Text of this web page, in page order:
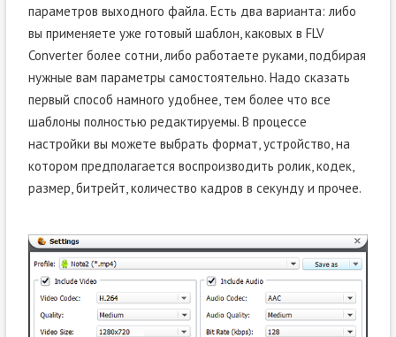
параметров выходного файла. Есть два варианта: либо
вы применяете уже готовый шаблон, каковых в FLV
Converter более сотни, либо работаете руками, подбирая
нужные вам параметры самостоятельно. Надо сказать
первый способ намного удобнее, тем более что все
шаблоны полностью редактируемы. В процессе
настройки вы можете выбрать формат, устройство, на
котором предполагается воспроизводить ролик, кодек,
размер, битрейт, количество кадров в секунду и прочее.